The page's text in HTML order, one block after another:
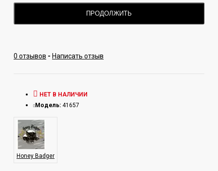
ПРОДОЛЖИТЬ
0 отзывов - Написать отзыв
НЕТ В НАЛИЧИИ
Модель: 41657
Honey Badger